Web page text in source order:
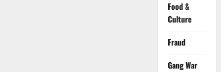
Food &
Culture
Fraud
Gang War